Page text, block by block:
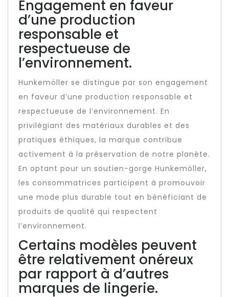
Engagement en faveur
d’une production
responsable et
respectueuse de
l’environnement.
Hunkemöller se distingue par son engagement
en faveur d’une production responsable et
respectueuse de l’environnement. En
privilégiant des matériaux durables et des
pratiques éthiques, la marque contribue
activement à la préservation de notre planète.
En optant pour un soutien-gorge Hunkemöller,
les consommatrices participent à promouvoir
une mode plus durable tout en bénéficiant de
produits de qualité qui respectent
l’environnement.
Certains modèles peuvent
être relativement onéreux
par rapport à d’autres
marques de lingerie.